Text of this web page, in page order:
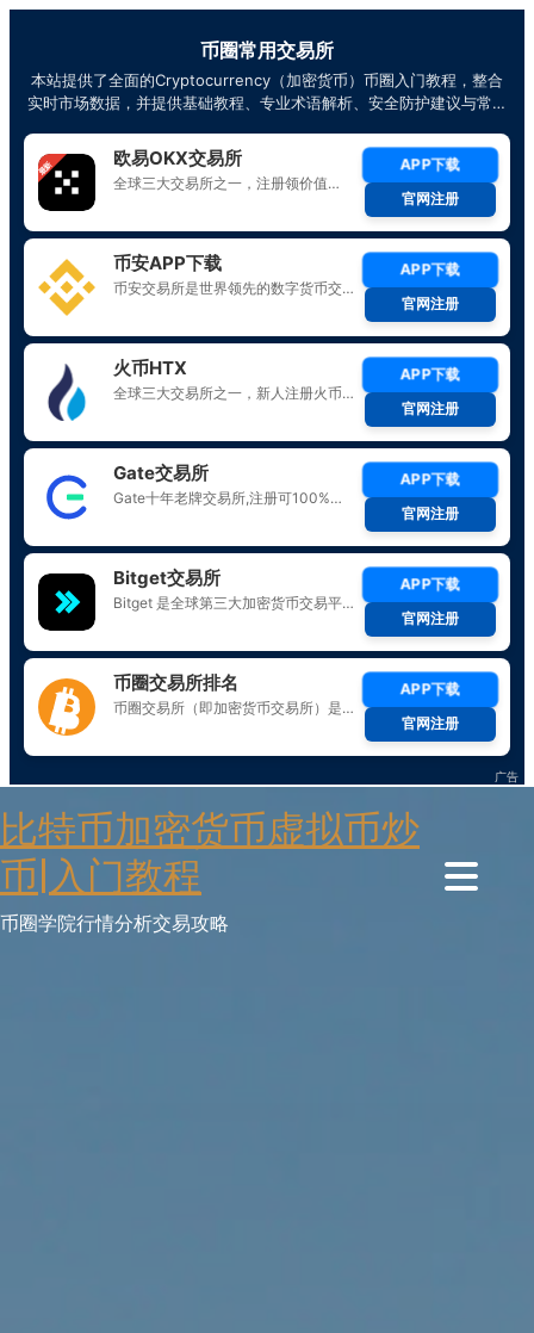
to
content
比特币加密货币虚拟币炒
币|入门教程
币圈学院行情分析交易攻略